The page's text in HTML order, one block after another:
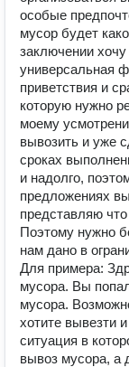
особые
мусор будет
заключении
универсальная
приветствия и
которую нужно
моему
вывозить и уже
сроках
и надолго,
предложениях
представляю
Поэтому нужно
нам дано в
Для примера:
мусора. Вы
мусора.
хотите вывезти
ситуация в
вывоз мусора, а